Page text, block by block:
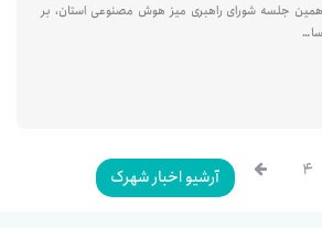
جلسه شورای راهبری میز هوش مصنوعی استان، بر
آرشیو اخبار شهرک